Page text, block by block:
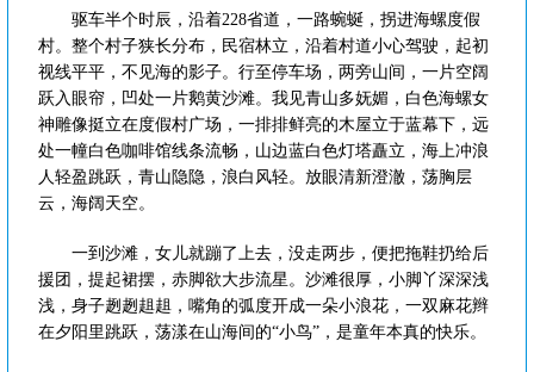
驱车半个时辰，沿着228省道，一路蜿蜒，拐进海螺度假
村。整个村子狭长分布，民宿林立，沿着村道小心驾驶，起初
视线平平，不见海的影子。行至停车场，两旁山间，一片空阔
跃入眼帘，凹处一片鹅黄沙滩。我见青山多妩媚，白色海螺女
神雕像挺立在度假村广场，一排排鲜亮的木屋立于蓝幕下，远
处一幢白色咖啡馆线条流畅，山边蓝白色灯塔矗立，海上冲浪
人轻盈跳跃，青山隐隐，浪白风轻。放眼清新澄澈，荡胸层
云，海阔天空。
一到沙滩，女儿就蹦了上去，没走两步，便把拖鞋扔给后
援团，提起裙摆，赤脚欲大步流星。沙滩很厚，小脚丫深深浅
浅，身子趔趔趄趄，嘴角的弧度开成一朵小浪花，一双麻花辫
在夕阳里跳跃，荡漾在山海间的“小鸟”，是童年本真的快乐。